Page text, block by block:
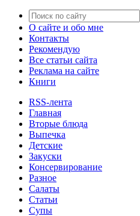
О сайте и обо мне
Контакты
Рекомендую
Все статьи сайта
Реклама на сайте
Книги
RSS-лента
Главная
Вторые блюда
Выпечка
Детские
Закуски
Консервирование
Разное
Салаты
Статьи
Супы